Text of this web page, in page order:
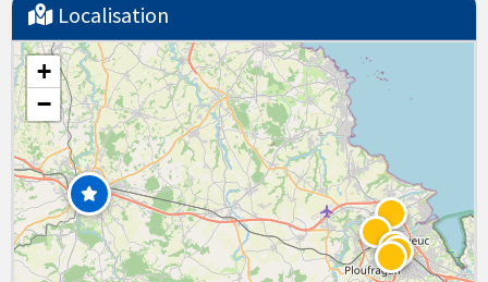
Localisation
+
−